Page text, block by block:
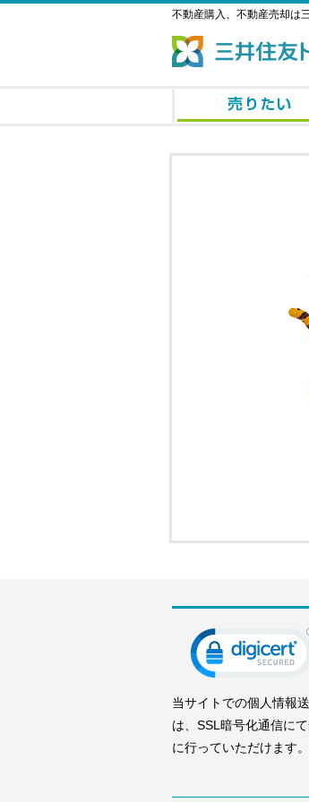
不動産購入、不動産売却は
当サイトでの個人情報
は、SSL暗号化通信に
に行っていただけます。